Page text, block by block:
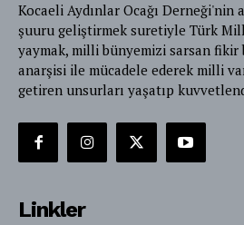
Kocaeli Aydınlar Ocağı Derneği'nin
şuuru geliştirmek suretiyle Türk
yaymak, milli bünyemizi sarsan fikir
anarşisi ile mücadele ederek milli
getiren unsurları yaşatıp
Linkler